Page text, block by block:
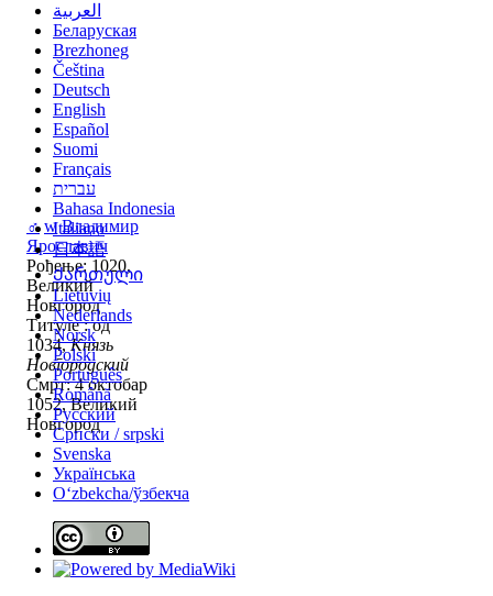
♂ w Владимир
Ярославич
Рођење: 1020,
Великий
Новгород
Титуле : од
1034,Князь
Новгородский
Смрт: 4 октобар
1052, Великий
Новгород
العربية
Беларуская
Brezhoneg
Čeština
Deutsch
English
Español
Suomi
Français
עברית
Bahasa Indonesia
Italiano
日本語
Ქართული
Lietuvių
Nederlands
Norsk
Polski
Português
Română
Русский
Српски / srpski
Svenska
Українська
Oʻzbekcha/ўзбекча